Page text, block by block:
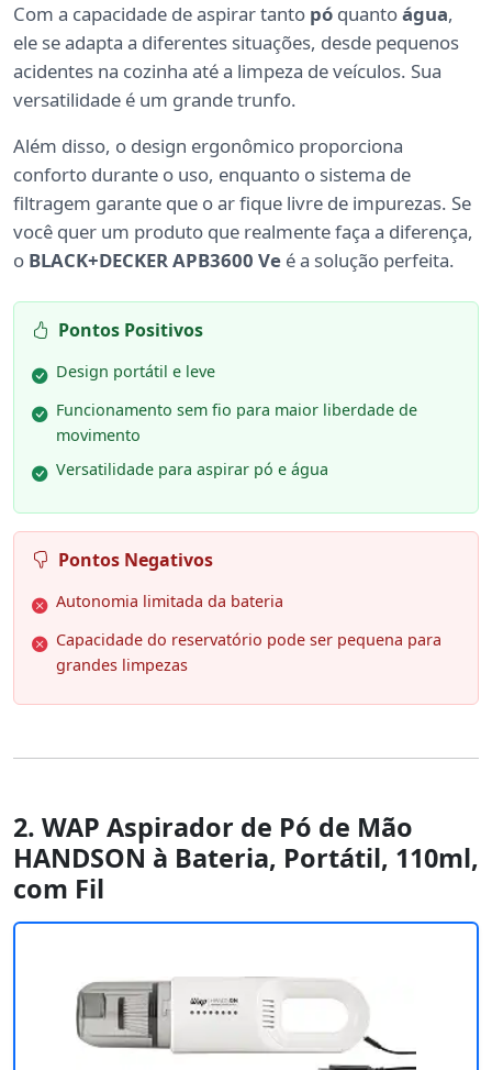
Com a capacidade de aspirar tanto pó quantoágua,
ele se adapta a diferentes situações, desde pequenos
acidentes na cozinha até a limpeza de veículos. Sua
versatilidade é um grande trunfo.
Além disso, o design ergonômico proporciona
conforto durante o uso, enquanto o sistema de
filtragem garante que o ar fique livre de impurezas. Se
você quer um produto que realmente faça a diferença,
o BLACK+DECKER APB3600 Ve é a solução perfeita.
Pontos Positivos
Design portátil e leve
Funcionamento sem fio para maior liberdade de
movimento
Versatilidade para aspirar pó e água
Pontos Negativos
Autonomia limitada da bateria
Capacidade do reservatório pode ser pequena para
grandes limpezas
2. WAP Aspirador de Pó de Mão
HANDSON à Bateria, Portátil, 110ml,
com Fil